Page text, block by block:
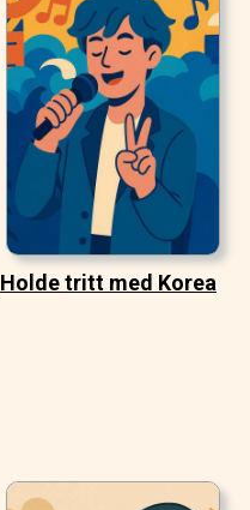
Holde tritt med Korea